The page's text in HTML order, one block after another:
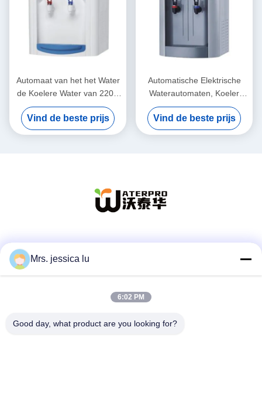
Automaat van het het Water
de Koelere Water van 220V
50Hz met R134a-
Compressor het Koelen
Vind de beste prijs
Automatische Elektrische
Waterautomaten, Koeler
Verklaard Ce van het
Desktopwater
Vind de beste prijs
Snel contact
Telefoon
Mrs. jessica lu
6:02 PM
Good day, what product are you looking for?